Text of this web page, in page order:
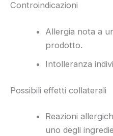
Controindicazioni
Allergia nota a
prodotto.
Intolleranza
Possibili effetti collaterali
Reazioni
uno degli